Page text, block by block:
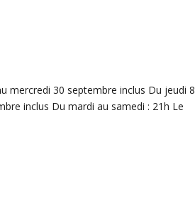
mercredi 30 septembre inclus Du jeudi 8
inclus Du mardi au samedi : 21h Le